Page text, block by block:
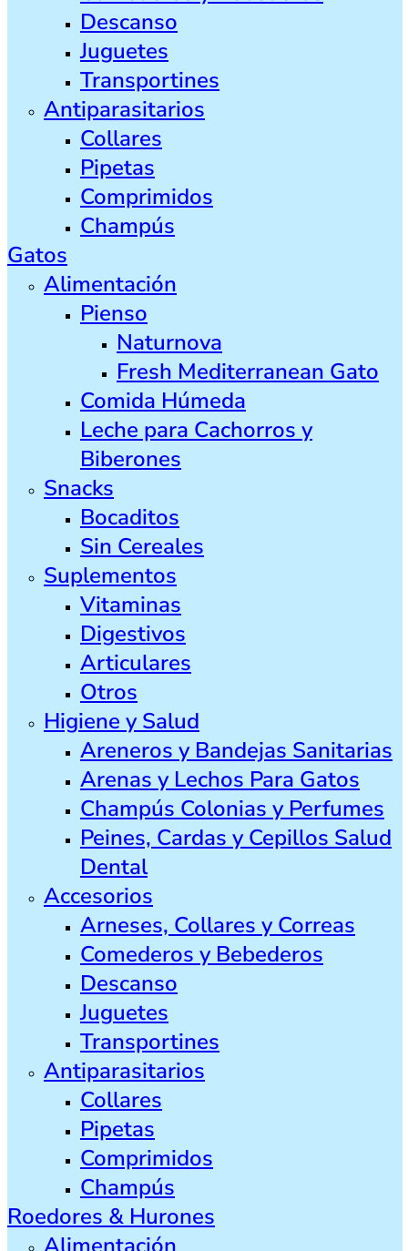
Descanso
Juguetes
Transportines
Antiparasitarios
Collares
Pipetas
Comprimidos
Champús
Gatos
Alimentación
Pienso
Naturnova
Fresh Mediterranean Gato
Comida Húmeda
Leche para Cachorros y
Biberones
Snacks
Bocaditos
Sin Cereales
Suplementos
Vitaminas
Digestivos
Articulares
Otros
Higiene y Salud
Areneros y Bandejas Sanitarias
Arenas y Lechos Para Gatos
Champús Colonias y Perfumes
Peines, Cardas y Cepillos Salud
Dental
Accesorios
Arneses, Collares y Correas
Comederos y Bebederos
Descanso
Juguetes
Transportines
Antiparasitarios
Collares
Pipetas
Comprimidos
Champús
Roedores & Hurones